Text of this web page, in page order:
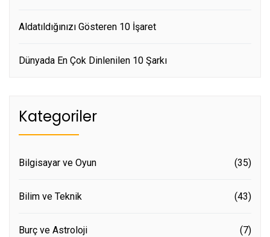
Aldatıldığınızı Gösteren 10 İşaret
Dünyada En Çok Dinlenilen 10 Şarkı
Kategoriler
Bilgisayar ve Oyun (35)
Bilim ve Teknik (43)
Burç ve Astroloji (7)